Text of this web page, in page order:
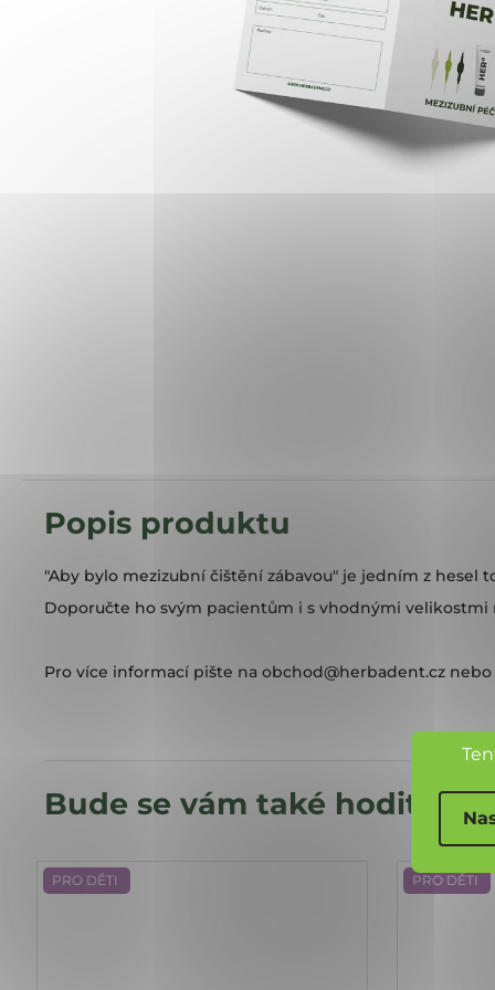
"Aby bylo mezizubní čištění zábavou" je jedním z
Doporučte ho svým pacientům i s vhodnými velikostmi
Pro více informací pište na obchod@herbadent.cz nebo
PRO DĚTI PRO DĚTI